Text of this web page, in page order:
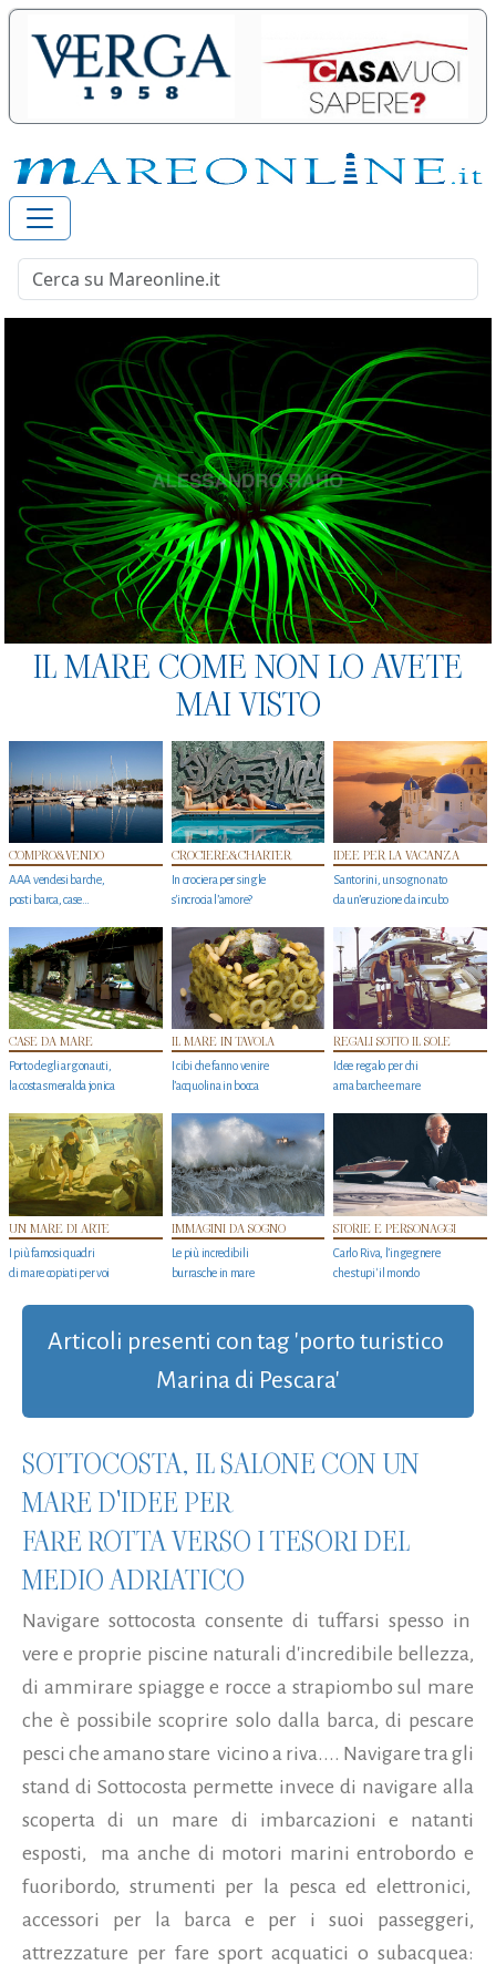
IL MARE COME NON LO AVETE
MAI VISTO
COMPRO&VENDO
AAA vendesi barche,
posti barca, case…
CROCIERE&CHARTER
In crociera per single
s'incrocia l’amore?
IDEE PER LA VACANZA
Santorini, un sogno nato
da un’eruzione da incubo
CASE DA MARE
Porto degli argonauti,
la costa smeralda jonica
IL MARE IN TAVOLA
I cibi che fanno venire
l’acquolina in bocca
REGALI SOTTO IL SOLE
Idee regalo per chi
ama barche e mare
UN MARE DI ARTE
I più famosi quadri
di mare copiati per voi
IMMAGINI DA SOGNO
Le più incredibili
burrasche in mare
STORIE E PERSONAGGI
Carlo Riva, l’ingegnere
che stupi' il mondo
Articoli presenti con tag 'porto turistico
Marina di Pescara'
SOTTOCOSTA, IL SALONE CON UN
MARE D'IDEE PER
FARE ROTTA VERSO I TESORI DEL
MEDIO ADRIATICO
Navigare sottocosta consente di tuffarsi spesso in
vere e proprie piscine naturali d'incredibile bellezza,
di ammirare spiagge e rocce a strapiombo sul mare
che è possibile scoprire solo dalla barca, di pescare
pesci che amano stare vicino a riva.... Navigare tra gli
stand di Sottocosta permette invece di navigare alla
scoperta di un mare di imbarcazioni e natanti
esposti, ma anche di motori marini entrobordo e
fuoribordo, strumenti per la pesca ed elettronici,
accessori per la barca e per i suoi passeggeri,
attrezzature per fare sport acquatici o subacquea: